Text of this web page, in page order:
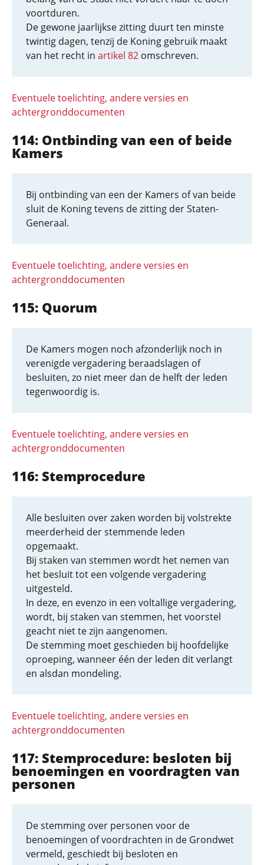
voortduren.
De gewone jaarlijkse zitting duurt ten minste
twintig dagen, tenzij de Koning gebruik maakt
van het recht in artikel 82 omschreven.
Eventuele toelichting, andere versies en
achtergronddocumenten
114: Ontbinding van een of beide
Kamers
Bij ontbinding van een der Kamers of van beide
sluit de Koning tevens de zitting der Staten-
Generaal.
Eventuele toelichting, andere versies en
achtergronddocumenten
115: Quorum
De Kamers mogen noch afzonderlijk noch in
verenigde vergadering beraadslagen of
besluiten, zo niet meer dan de helft der leden
tegenwoordig is.
Eventuele toelichting, andere versies en
achtergronddocumenten
116: Stemprocedure
Alle besluiten over zaken worden bij volstrekte
meerderheid der stemmende leden
opgemaakt.
Bij staken van stemmen wordt het nemen van
het besluit tot een volgende vergadering
uitgesteld.
In deze, en evenzo in een voltallige vergadering,
wordt, bij staken van stemmen, het voorstel
geacht niet te zijn aangenomen.
De stemming moet geschieden bij hoofdelijke
oproeping, wanneer één der leden dit verlangt
en alsdan mondeling.
Eventuele toelichting, andere versies en
achtergronddocumenten
117: Stemprocedure: besloten bij
benoemingen en voordragten van
personen
De stemming over personen voor de
benoemingen of voordrachten in de Grondwet
vermeld, geschiedt bij besloten en